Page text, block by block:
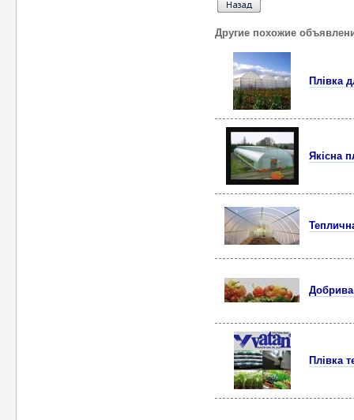
Другие похожие
Плівка
Якісна
Плівка